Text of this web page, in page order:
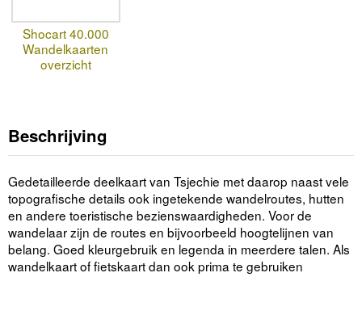
Shocart 40.000
Wandelkaarten
overzicht
Beschrijving
Gedetailleerde deelkaart van Tsjechie met daarop naast vele
topografische details ook ingetekende wandelroutes, hutten
en andere toeristische bezienswaardigheden. Voor de
wandelaar zijn de routes en bijvoorbeeld hoogtelijnen van
belang. Goed kleurgebruik en legenda in meerdere talen. Als
wandelkaart of fietskaart dan ook prima te gebruiken